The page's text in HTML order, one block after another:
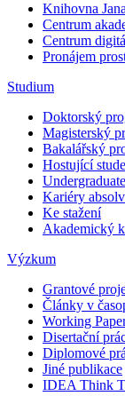
Knihovna
Centrum
Centrum
Pronájem
Studium
Doktorský
Magisterský
Bakalářský
Hostující
Kariéry
Ke stažení
Akademický
Výzkum
Grantové
Články v
Working
Disertační
Diplomové
Jiné publikace
IDEA Think